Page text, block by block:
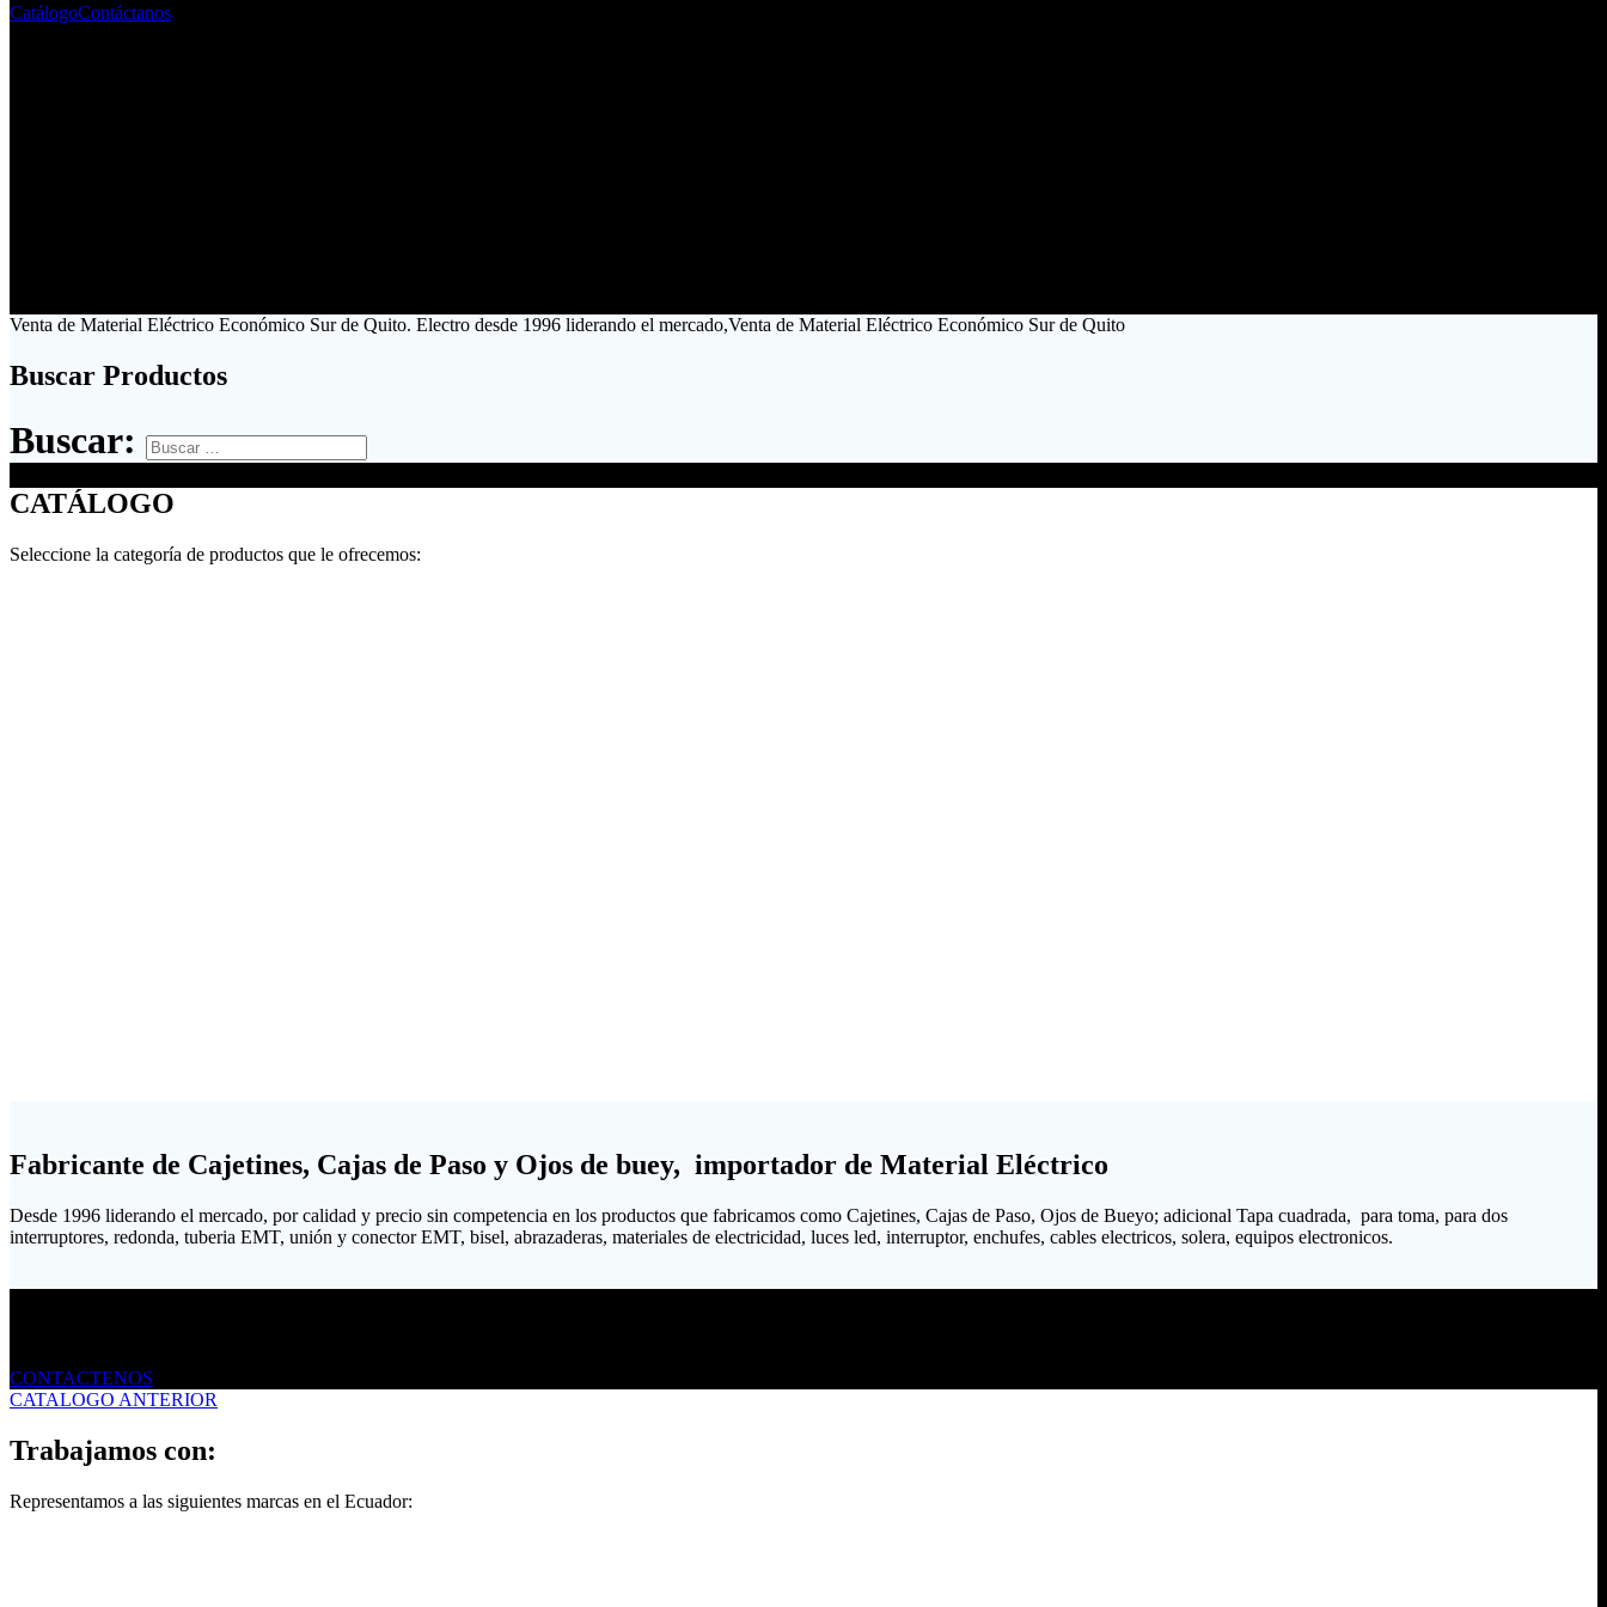
CatálogoContáctanos
Venta de Material Eléctrico Económico Sur de Quito. Electro desde 1996 liderando el mercado,Venta de Material Eléctrico Económico Sur de Quito
Buscar Productos
Buscar:
CATÁLOGO
Seleccione la categoría de productos que le ofrecemos:
Fabricante de Cajetines, Cajas de Paso y Ojos de buey, importador de Material Eléctrico
Desde 1996 liderando el mercado, por calidad y precio sin competencia en los productos que fabricamos como Cajetines, Cajas de Paso, Ojos de Bueyo; adicional Tapa cuadrada, para toma, para dos
interruptores, redonda, tuberia EMT, unión y conector EMT, bisel, abrazaderas, materiales de electricidad, luces led, interruptor, enchufes, cables electricos, solera, equipos electronicos.
CONTACTENOS
CATALOGO ANTERIOR
Trabajamos con:
Representamos a las siguientes marcas en el Ecuador: